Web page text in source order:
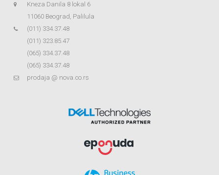
Kneza Danila 8 lokal 6
11060 Beograd, Palilula
(011) 334.37.48
(011) 323.85.47
(065) 334.37.48
(065) 334.37.48
prodaja @ nova.co.rs